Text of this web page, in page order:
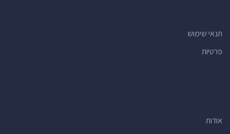
תנאי שימוש
פרטיות
אודות